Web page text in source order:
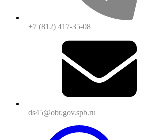
+7 (812) 417-35-08
ds45@obr.gov.spb.ru